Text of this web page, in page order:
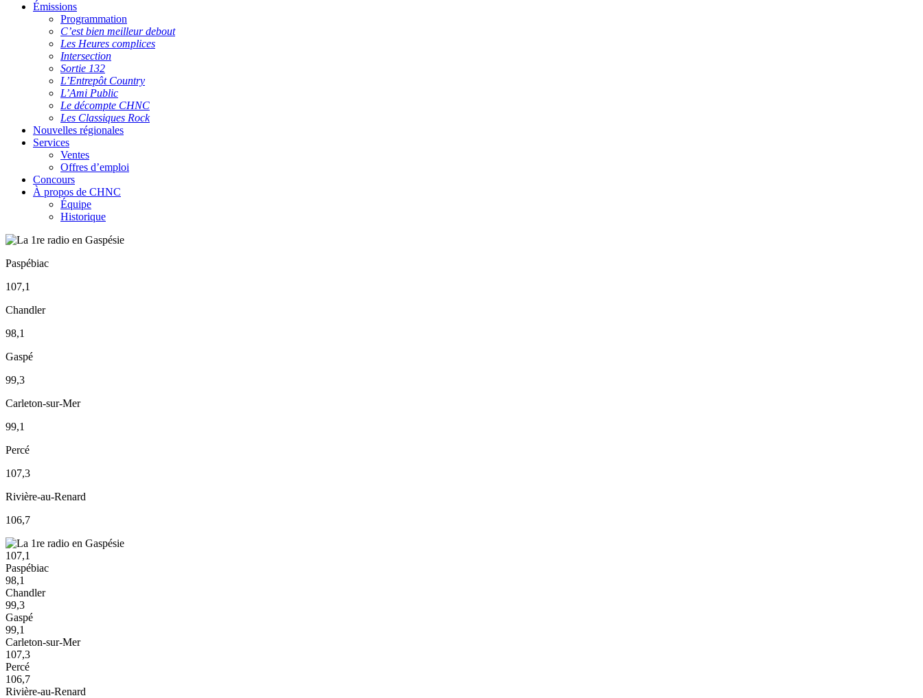
Émissions
Programmation
C’est bien meilleur debout
Les Heures complices
Intersection
Sortie 132
L’Entrepôt Country
L’Ami Public
Le décompte CHNC
Les Classiques Rock
Nouvelles régionales
Services
Ventes
Offres d’emploi
Concours
À propos de CHNC
Équipe
Historique
Paspébiac
107,1
Chandler
98,1
Gaspé
99,3
Carleton-sur-Mer
99,1
Percé
107,3
Rivière-au-Renard
106,7
107,1
Paspébiac
98,1
Chandler
99,3
Gaspé
99,1
Carleton-sur-Mer
107,3
Percé
106,7
Rivière-au-Renard